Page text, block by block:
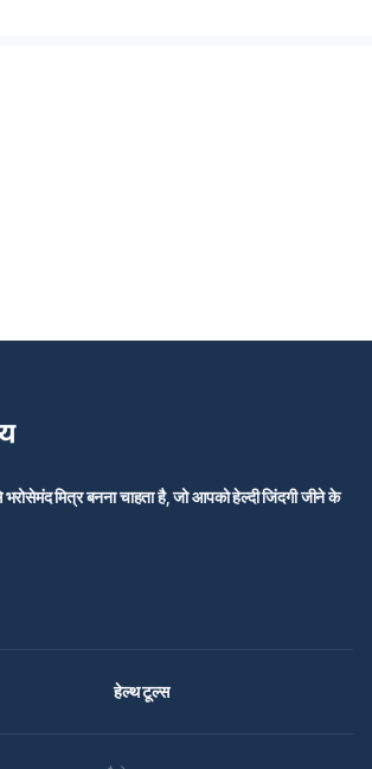
मित्र बनना चाहता है, जो आपको हेल्दी जिंदगी जीने के
हेल्थ टूल्स